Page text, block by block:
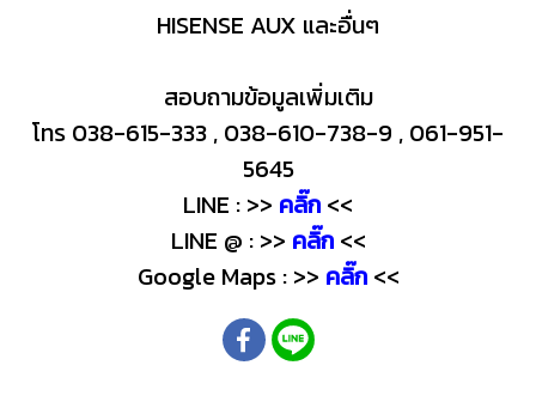
HISENSE AUX และอื่นๆ
สอบถามข้อมูลเพิ่มเติม
โทร 038-615-333 , 038-610-738-9 , 061-951-
5645
LINE : >> คลิ๊ก <<
LINE @ : >> คลิ๊ก<<
Google Maps : >> คลิ๊ก<<